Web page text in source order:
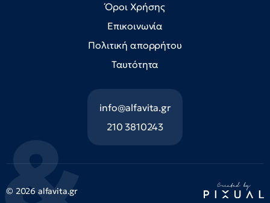
Όροι Χρήσης
Επικοινωνία
Πολιτική απορρήτου
Ταυτότητα
info@alfavita.gr
210 3810243
© 2026 alfavita.gr